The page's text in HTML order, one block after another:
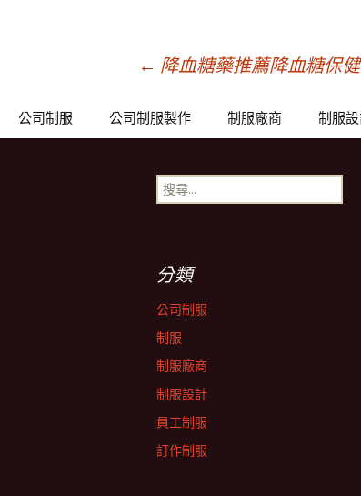
章
← 降血糖藥推薦降血糖保
公司制服 公司制服製作 制服廠商 制服
搜
尋
分類
公司制服
制服
制服廠商
制服設計
員工制服
訂作制服